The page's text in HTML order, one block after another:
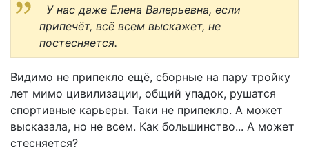
У нас даже Елена Валерьевна, если
припечёт, всё всем выскажет, не
постесняется.
Видимо не припекло ещё, сборные на пару тройку
лет мимо цивилизации, общий упадок, рушатся
спортивные карьеры. Таки не припекло. А может
высказала, но не всем. Как большинство... А может
стесняется?